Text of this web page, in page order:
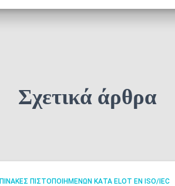
Σχετικά άρθρα
ΠΊΝΑΚΕΣ ΠΙΣΤΟΠΟΙΗΜΈΝΩΝ ΚΑΤΆ ELOT EN ISO/IEC